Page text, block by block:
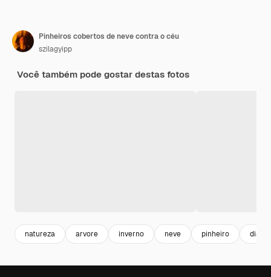
Pinheiros cobertos de neve contra o céu
szilagyipp
Você também pode gostar destas fotos
natureza arvore inverno neve pinheiro dia